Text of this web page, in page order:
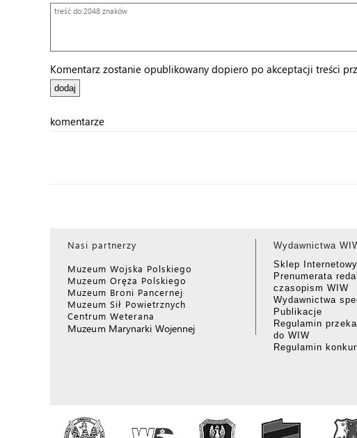
Komentarz zostanie opublikowany dopiero po akceptacji treści
komentarze
Nasi partnerzy
Muzeum Wojska Polskiego
Muzeum Oręża Polskiego
Muzeum Broni Pancernej
Muzeum Sił Powietrznych
Centrum Weterana
Muzeum Marynarki Wojennej
Wydawnictwa
Sklep
Prenumerata
czasopism WIW
Wydawnictwa
Publikacje
Regulamin
do WIW
Regulamin